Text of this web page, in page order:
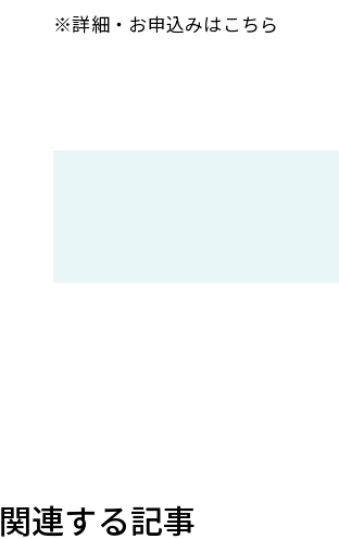
※詳細・お申込みはこちら
関連する記事